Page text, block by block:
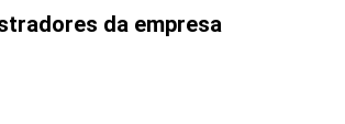
da empresa